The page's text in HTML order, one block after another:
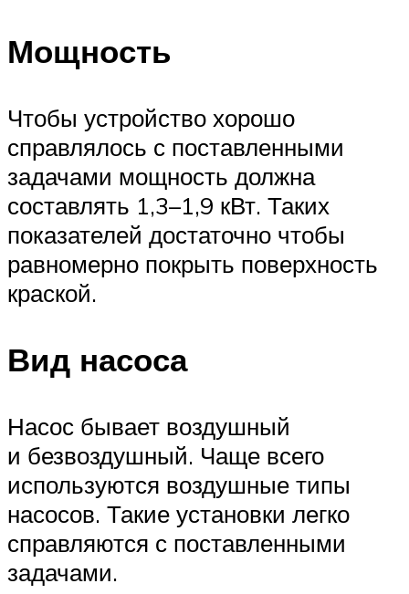
Мощность
Чтобы устройство хорошо
справлялось с поставленными
задачами мощность должна
составлять 1,3–1,9 кВт. Таких
показателей достаточно чтобы
равномерно покрыть поверхность
краской.
Вид насоса
Насос бывает воздушный
и безвоздушный. Чаще всего
используются воздушные типы
насосов. Такие установки легко
справляются с поставленными
задачами.